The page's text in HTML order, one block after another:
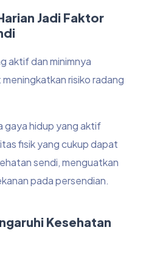
Jadi Faktor
aktif dan minimnya
risiko radang
gaya hidup yang aktif
fisik yang cukup dapat
sendi, menguatkan
pada persendian.
Kesehatan